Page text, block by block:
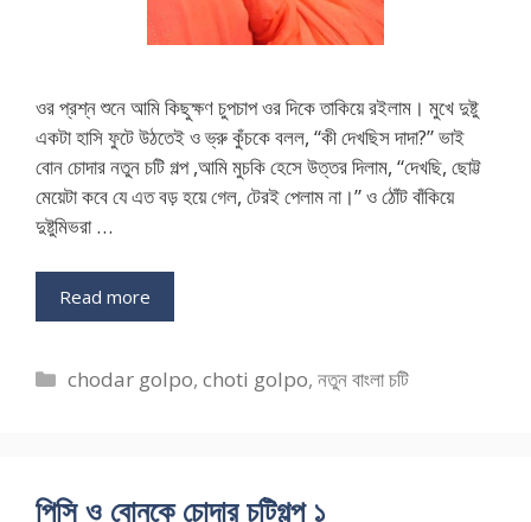
ওর প্রশ্ন শুনে আমি কিছুক্ষণ চুপচাপ ওর দিকে তাকিয়ে রইলাম। মুখে দুষ্টু
একটা হাসি ফুটে উঠতেই ও ভ্রু কুঁচকে বলল, “কী দেখছিস দাদা?” ভাই
বোন চোদার নতুন চটি গল্প ,আমি মুচকি হেসে উত্তর দিলাম, “দেখছি, ছোট্ট
মেয়েটা কবে যে এত বড় হয়ে গেল, টেরই পেলাম না।” ও ঠোঁট বাঁকিয়ে
দুষ্টুমিভরা …
Read more
Categories
chodar golpo,choti golpo,নতুন বাংলা চটি
পিসি ও বোনকে চোদার চটিগল্প ১